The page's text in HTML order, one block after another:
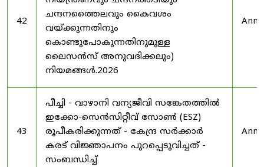
42
ചന്ദനത്തൈലവും കൈവശം
വയ്ക്കുന്നതിനും
കൊണ്ടുപോകുന്നതിനുമുള്ള
ലൈസൻസ് അനുവദിക്കലും)
നിയമങ്ങൾ.2026
43
പീച്ചി - വാഴാനി വന്യജീവി സങ്കേതത്തിൽ
ഇക്കോ-സെൻസിറ്റീവ് സോൺ (ESZ)
രൂപീകരിക്കുന്നത് - കേന്ദ്ര സർക്കാർ
കരട് വിജ്ഞാപനം പുറപ്പെടുവിച്ചത് -
സംബന്ധിച്ച്